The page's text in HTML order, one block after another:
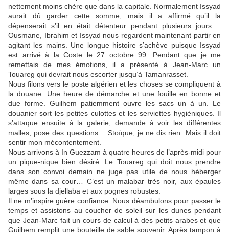
nettement moins chère que dans la capitale. Normalement Issyad
aurait dû garder cette somme, mais il a affirmé qu’il la
dépenserait s’il en était détenteur pendant plusieurs jours…
Ousmane, Ibrahim et Issyad nous regardent maintenant partir en
agitant les mains. Une longue histoire s’achève puisque Issyad
est arrivé à la Coste le 27 octobre 99. Pendant que je me
remettais de mes émotions, il a présenté à Jean-Marc un
Touareg qui devrait nous escorter jusqu’à Tamanrasset.
Nous filons vers le poste algérien et les choses se compliquent à
la douane. Une heure de démarche et une fouille en bonne et
due forme. Guilhem patiemment ouvre les sacs un à un. Le
douanier sort les petites culottes et les serviettes hygiéniques. Il
s’attaque ensuite à la galerie, demande à voir les différentes
malles, pose des questions… Stoïque, je ne dis rien. Mais il doit
sentir mon mécontentement.
Nous arrivons à In Guezzam à quatre heures de l’après-midi pour
un pique-nique bien désiré. Le Touareg qui doit nous prendre
dans son convoi demain ne juge pas utile de nous héberger
même dans sa cour… C’est un malabar très noir, aux épaules
larges sous la djellaba et aux pognes robustes.
Il ne m’inspire guère confiance. Nous déambulons pour passer le
temps et assistons au coucher de soleil sur les dunes pendant
que Jean-Marc fait un cours de calcul à des petits arabes et que
Guilhem remplit une bouteille de sable souvenir. Après tampon à